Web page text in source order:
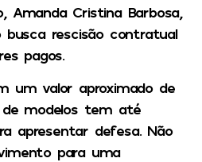
Amanda Cristina Barbosa,
busca rescisão contratual
pagos.
um valor aproximado de
de modelos tem até
apresentar defesa. Não
para uma